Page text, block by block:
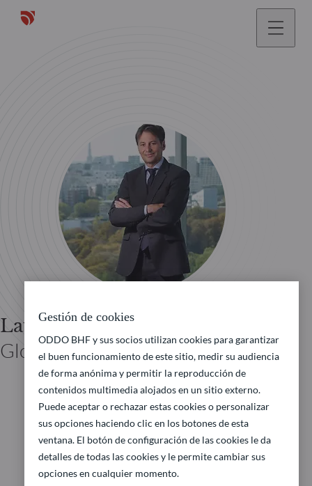
Laurent DENIZE
Global Co-CIO ODDO BHF
Gestión de cookies
ODDO BHF y sus socios utilizan cookies para garantizar
el buen funcionamiento de este sitio, medir su audiencia
de forma anónima y permitir la reproducción de
contenidos multimedia alojados en un sitio externo.
Puede aceptar o rechazar estas cookies o personalizar
sus opciones haciendo clic en los botones de esta
ventana. El botón de configuración de las cookies le da
detalles de todas las cookies y le permite cambiar sus
opciones en cualquier momento.